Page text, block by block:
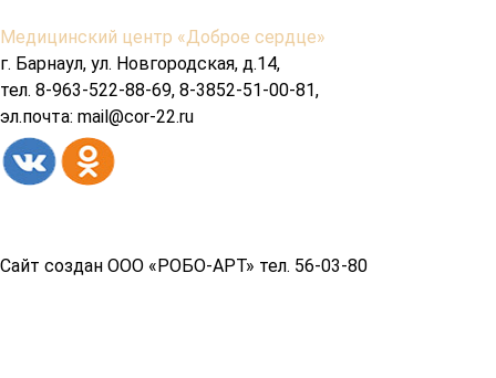
Содержимое
подвала
Медицинский центр «Доброе сердце»
г. Барнаул, ул. Новгородская, д.14,
тел. 8-963-522-88-69, 8-3852-51-00-81,
эл.почта: mail@cor-22.ru
Сайт создан ООО «РОБО-АРТ» тел. 56-03-80